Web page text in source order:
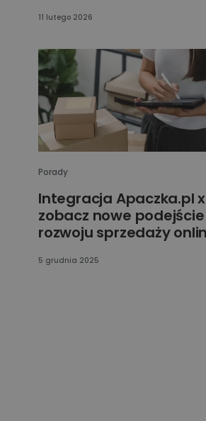
11 lutego 2026
Porady
Integracja Apaczka.pl
zobacz nowe
rozwoju sprzedaży
5 grudnia 2025